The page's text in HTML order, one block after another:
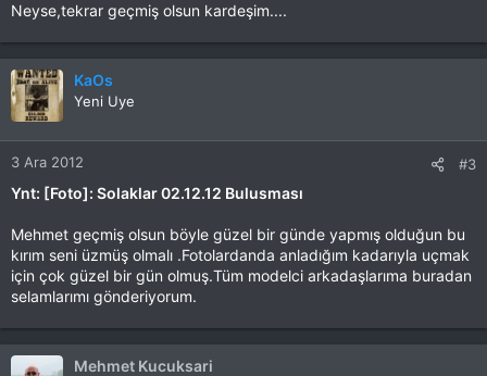
Neyse,tekrar geçmiş olsun kardeşim....
KaOs
Yeni Uye
3 Ara 2012 #3
Ynt: [Foto]: Solaklar 02.12.12 Bulusması
Mehmet geçmiş olsun böyle güzel bir günde yapmış olduğun bu
kırım seni üzmüş olmalı .Fotolardanda anladığım kadarıyla uçmak
için çok güzel bir gün olmuş.Tüm modelci arkadaşlarıma buradan
selamlarımı gönderiyorum.
Mehmet Kucuksari